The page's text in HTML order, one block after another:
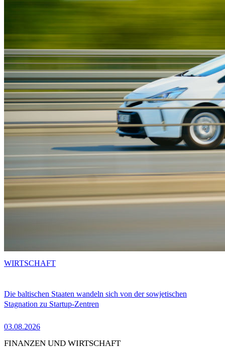
Die baltischen Staaten wandeln sich von der sowjetischen
Stagnation zu Startup-Zentren
03.08.2026
WIRTSCHAFT
FINANZEN UND WIRTSCHAFT